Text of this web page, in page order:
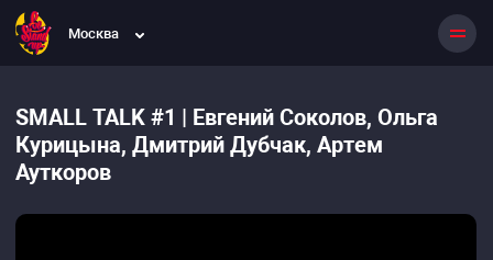
Москва
SMALL TALK #1 | Евгений Соколов, Ольга
Курицына, Дмитрий Дубчак, Артем
Ауткоров